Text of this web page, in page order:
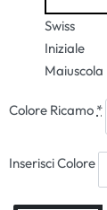
Swiss
Iniziale
Maiuscola
Colore Ricamo *
Inserisci Colore